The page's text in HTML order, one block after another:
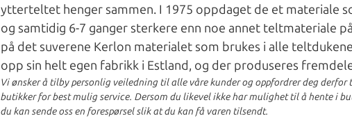
ytterteltet henger sammen. I 1975 oppdaget de et materiale
og samtidig 6-7 ganger sterkere enn noe annet teltmateriale
på det suverene Kerlon materialet som brukes i alle
opp sin helt egen fabrikk i Estland, og der produseres
Vi ønsker å tilby personlig veiledning til alle våre kunder og oppfordrer deg
butikker for best mulig service. Dersom du likevel ikke har mulighet til å hente i
du kan sende oss en forespørsel slik at du kan få varen tilsendt.